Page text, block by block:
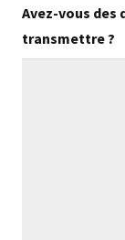
Avez-vous des
transmettre ?